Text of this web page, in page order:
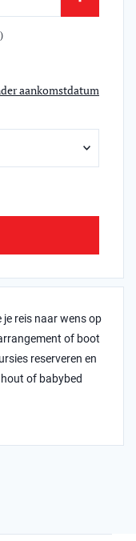
aankomstdatum
je reis naar wens op
of boot
reserveren en
of babybed